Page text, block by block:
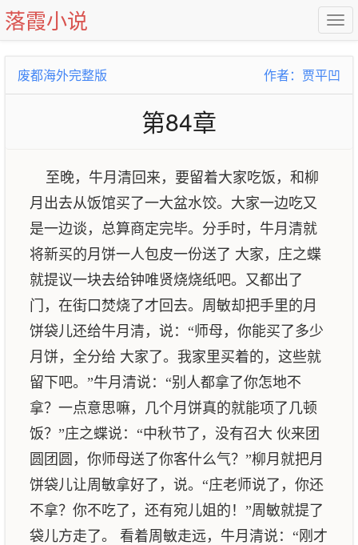
落霞小说
废都海外完整版 作者：贾平凹
第84章
至晚，牛月清回来，要留着大家吃饭，和柳
月出去从饭馆买了一大盆水饺。大家一边吃又
是一边谈，总算商定完毕。分手时，牛月清就
将新买的月饼一人包皮一份送了 大家，庄之蝶
就提议一块去给钟唯贤烧烧纸吧。又都出了
门，在街口焚烧了才回去。周敏却把手里的月
饼袋儿还给牛月清，说：“师母，你能买了多少
月饼，全分给 大家了。我家里买着的，这些就
留下吧。”牛月清说：“别人都拿了你怎地不
拿？一点意思嘛，几个月饼真的就能项了几顿
饭？”庄之蝶说：“中秋节了，没有召大 伙来团
圆团圆，你师母送了你客什么气？”柳月就把月
饼袋儿让周敏拿好了，说。“庄老师说了，你还
不拿？你不吃了，还有宛儿姐的！”周敏就提了
袋儿方走了。 看着周敏走远，牛月清说：“刚才